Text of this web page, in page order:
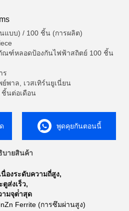
บบ) / 100 ชิ้น (การผลิต)
ณฑ์หลอดป้องกันไฟฟ้าสถิตย์ 100 ชิ้น
ร
ย์พาล, เวสเทิร์นยูเนี่ยน
ชิ้นต่อเดือน
พูดคุยกันตอนนี้
บายสินค้า
นื่องระดับความถี่สูง,
ตูส่งเร็ว,
ามจุต่ําสุด
Ferrite (การซึมผ่านสูง)